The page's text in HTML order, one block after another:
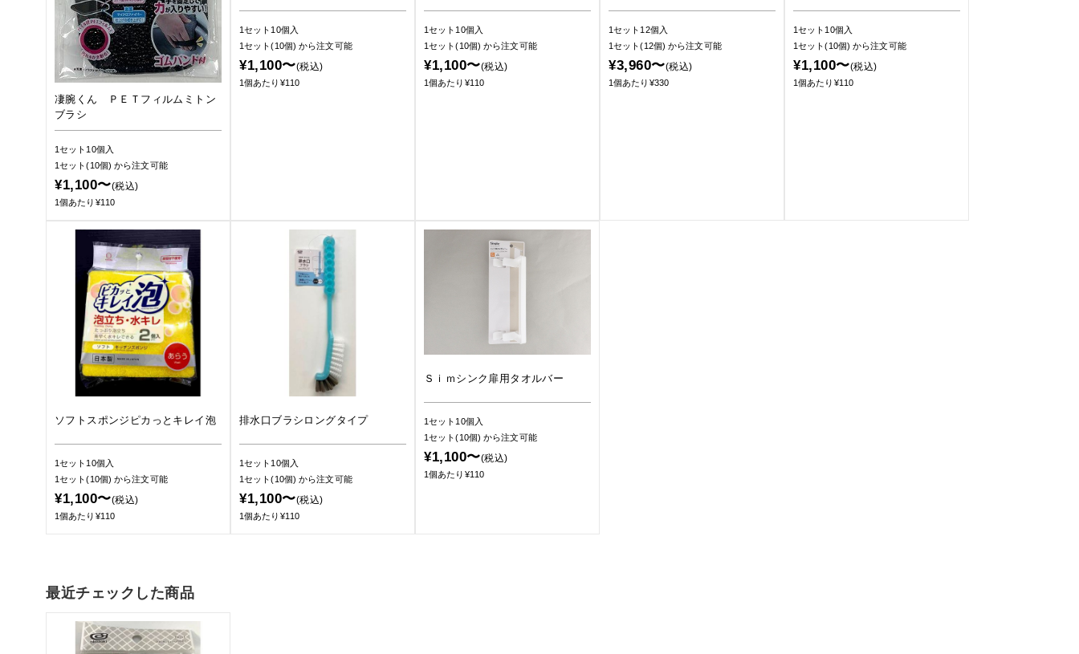
凄腕くん ＰＥＴフィルムミトン
ブラシ
1セット10個入
1セット(10個)から注文可能
¥1,100〜(税込)
1個あたり¥110
1セット10個入
1セット(10個)から注文可能
¥1,100〜(税込)
1個あたり¥110
1セット10個入
1セット(10個)から注文可能
¥1,100〜(税込)
1個あたり¥110
1セット12個入
1セット(12個)から注文可能
¥3,960〜(税込)
1個あたり¥330
1セット10個入
1セット(10個)から注文可能
¥1,100〜(税込)
1個あたり¥110
ソフトスポンジピカっとキレイ泡
1セット10個入
1セット(10個)から注文可能
¥1,100〜(税込)
1個あたり¥110
排水口ブラシロングタイプ
1セット10個入
1セット(10個)から注文可能
¥1,100〜(税込)
1個あたり¥110
Ｓｉｍシンク扉用タオルバー
1セット10個入
1セット(10個)から注文可能
¥1,100〜(税込)
1個あたり¥110
最近チェックした商品